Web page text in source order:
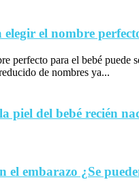
elegir el nombre
perfecto para el bebé puede
de nombres ya...
piel del bebé recién
el embarazo ¿Se